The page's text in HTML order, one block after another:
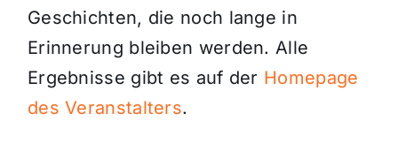
Geschichten, die noch lange in
Erinnerung bleiben werden. Alle
Ergebnisse gibt es auf der Homepage
des Veranstalters.